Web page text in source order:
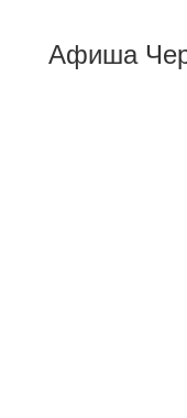
Афиша